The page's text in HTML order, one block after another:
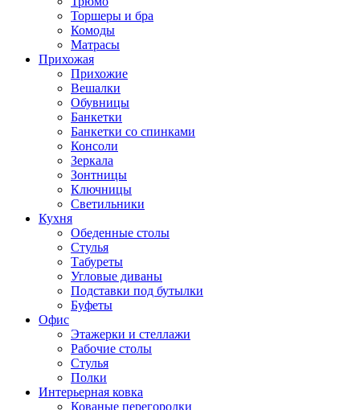
Торшеры и бра
Комоды
Матрасы
Прихожая
Прихожие
Вешалки
Обувницы
Банкетки
Банкетки со спинками
Консоли
Зеркала
Зонтницы
Ключницы
Светильники
Кухня
Обеденные столы
Стулья
Табуреты
Угловые диваны
Подставки под бутылки
Буфеты
Офис
Этажерки и стеллажи
Рабочие столы
Стулья
Полки
Интерьерная ковка
Кованые перегородки